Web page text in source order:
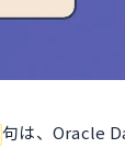
句は、Oracle